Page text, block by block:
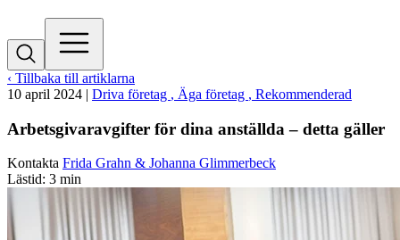
‹ Tillbaka till artiklarna
10 april 2024 | Driva företag , Äga företag , Rekommenderad
Arbetsgivaravgifter för dina anställda – detta gäller
Kontakta Frida Grahn & Johanna Glimmerbeck
Lästid: 3 min